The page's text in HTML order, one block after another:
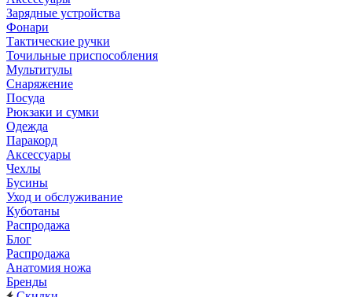
Зарядные устройства
Фонари
Тактические ручки
Точильные приспособления
Мультитулы
Снаряжение
Посуда
Рюкзаки и сумки
Одежда
Паракорд
Аксессуары
Чехлы
Бусины
Уход и обслуживание
Куботаны
Распродажа
Блог
Распродажа
Анатомия ножа
Бренды